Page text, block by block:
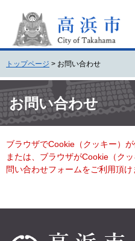
頭
で
す
。
飛
ば
し
て
本
へ
トップページ > お問い合わせ
文 お問い合わせ
ブラウザでCookie（クッキー）
または、ブラウザがCookie（ク
問い合わせフォームをご利用頂け